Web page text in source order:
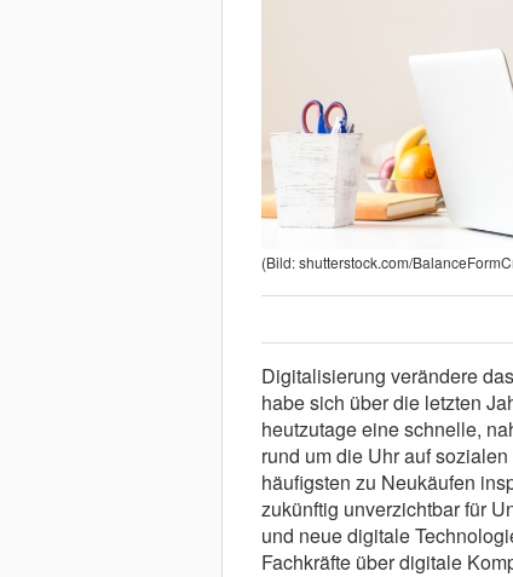
(Bild: shutterstock.com/
Digitalisierung verändere
habe sich über die letzten
heutzutage eine schnelle,
rund um die Uhr auf
häufigsten zu Neukäufen
zukünftig unverzichtbar für
und neue digitale
Fachkräfte über digitale